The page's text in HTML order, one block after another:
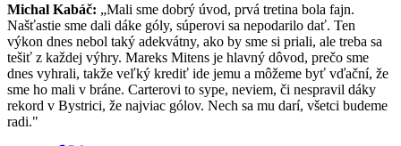
Michal Kabáč: „Mali sme dobrý úvod, prvá tretina bola fajn.
Našťastie sme dali dáke góly, súperovi sa nepodarilo dať. Ten
výkon dnes nebol taký adekvátny, ako by sme si priali, ale treba sa
tešiť z každej výhry. Mareks Mitens je hlavný dôvod, prečo sme
dnes vyhrali, takže veľký krediť ide jemu a môžeme byť vďační, že
sme ho mali v bráne. Carterovi to sype, neviem, či nespravil dáky
rekord v Bystrici, že najviac gólov. Nech sa mu darí, všetci budeme
radi."